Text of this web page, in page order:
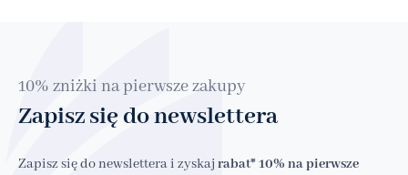
10% zniżki na pierwsze zakupy
Zapisz się do newslettera
Zapisz się do newslettera i zyskaj rabat* 10% na pierwsze